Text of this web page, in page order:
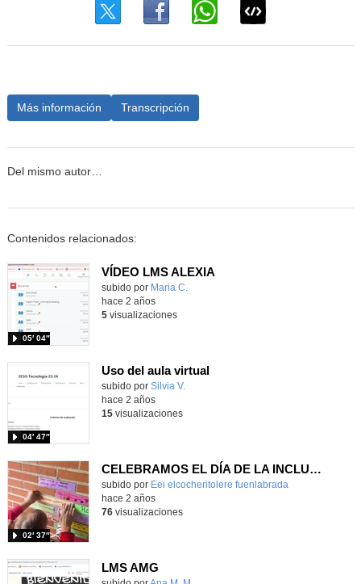
Más información Transcripción
Del mismo autor…
Contenidos relacionados:
VÍDEO LMS ALEXIA
Contenido educativo.
subido por Maria C.
05′ 04″
hace 2 años
5visualizaciones
Uso del aula virtual
subido por Silvia V.
04′ 47″
hace 2 años
15visualizaciones
CELEBRAMOS EL DÍA DE LA INCLUSIÓN EDUCATIVA 2024
Contenido educativo.
subido por Eei elcocheritolere fuenlabrada
02′ 37″
hace 2 años
76visualizaciones
LMS AMG